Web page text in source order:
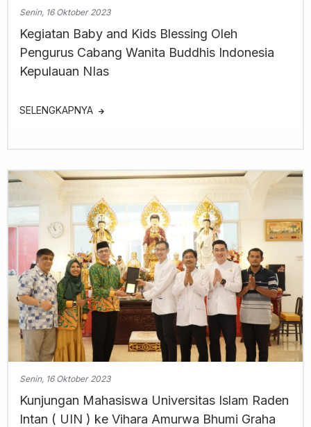
Senin, 16 Oktober 2023
Kegiatan Baby and Kids Blessing Oleh
Pengurus Cabang Wanita Buddhis Indonesia
Kepulauan NIas
SELENGKAPNYA
Senin, 16 Oktober 2023
Kunjungan Mahasiswa Universitas Islam Raden
Intan ( UIN ) ke Vihara Amurwa Bhumi Graha